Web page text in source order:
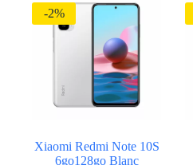
-2%
Xiaomi Redmi Note 10S
6go128go Blanc